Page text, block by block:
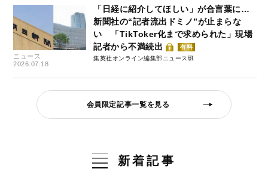
ニュース
2026.07.18
「日経に紹介してほしい」が合言葉に…
新聞社の“記者流出ドミノ”が止まらな
い 「TikToker化まで求められた」現場
記者から不満続出
有料
集英社オンライン編集部ニュース班
会員限定記事一覧を見る
新着記事